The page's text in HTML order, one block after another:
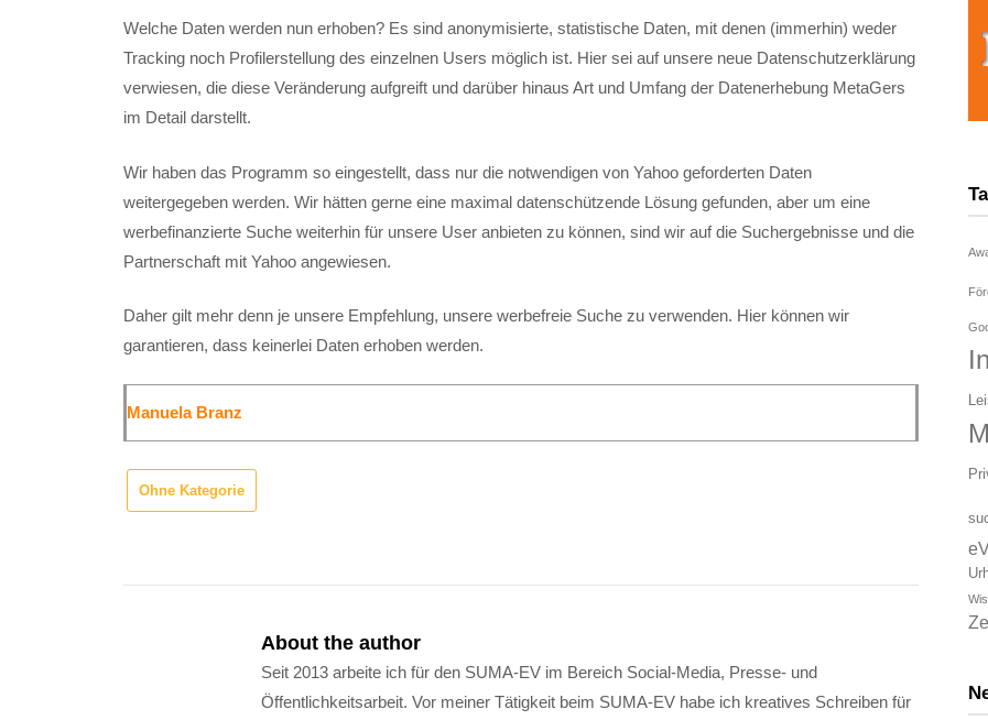
Welche Daten werden nun erhoben? Es sind anonymisierte, statistische Daten, mit denen (immerhin) weder
Tracking noch Profilerstellung des einzelnen Users möglich ist. Hier sei auf unsere neue Datenschutzerklärung
verwiesen, die diese Veränderung aufgreift und darüber hinaus Art und Umfang der Datenerhebung MetaGers
im Detail darstellt.
Wir haben das Programm so eingestellt, dass nur die notwendigen von Yahoo geforderten Daten
weitergegeben werden. Wir hätten gerne eine maximal datenschützende Lösung gefunden, aber um eine
werbefinanzierte Suche weiterhin für unsere User anbieten zu können, sind wir auf die Suchergebnisse und die
Partnerschaft mit Yahoo angewiesen.
Daher gilt mehr denn je unsere Empfehlung, unsere werbefreie Suche zu verwenden. Hier können wir
garantieren, dass keinerlei Daten erhoben werden.
Manuela Branz
Ohne Kategorie
About the author
Seit 2013 arbeite ich für den SUMA-EV im Bereich Social-Media, Presse- und
Öffentlichkeitsarbeit. Vor meiner Tätigkeit beim SUMA-EV habe ich kreatives Schreiben für